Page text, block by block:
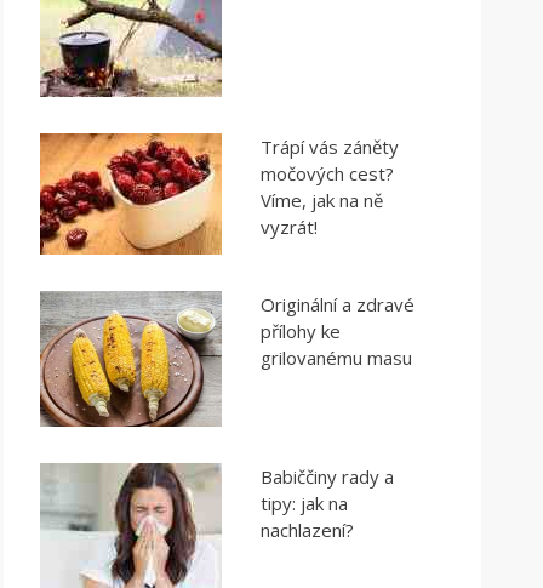
Trápí vás záněty
močových cest?
Víme, jak na ně
vyzrát!
Originální a zdravé
přílohy ke
grilovanému masu
Babiččiny rady a
tipy: jak na
nachlazení?